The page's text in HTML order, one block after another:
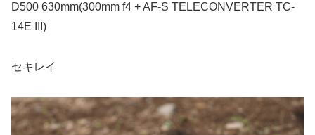
D500 630mm(300mm f4 + AF-S TELECONVERTER TC-
14E III)
セキレイ